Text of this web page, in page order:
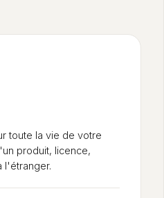
toute la vie de votre
produit, licence,
l'étranger.